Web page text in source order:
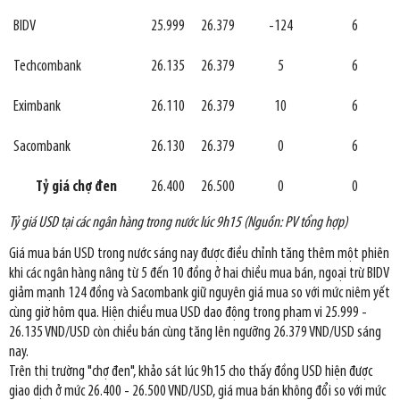
BIDV 25.999 26.379 -124 6
Techcombank 26.135 26.379 5 6
Eximbank 26.110 26.379 10 6
Sacombank 26.130 26.379 0 6
Tỷ giá chợ đen 26.400 26.500 0 0
Tỷ giá USD tại các ngân hàng trong nước lúc 9h15 (Nguồn: PV tổng hợp)
Giá mua bán USD trong nước sáng nay được điều chỉnh tăng thêm một phiên
khi các ngân hàng nâng từ 5 đến 10 đồng ở hai chiều mua bán, ngoại trừ BIDV
giảm mạnh 124 đồng và Sacombank giữ nguyên giá mua so với mức niêm yết
cùng giờ hôm qua. Hiện chiều mua USD dao động trong phạm vi 25.999 -
26.135 VND/USD còn chiều bán cùng tăng lên ngưỡng 26.379 VND/USD sáng
nay.
Trên thị trường "chợ đen", khảo sát lúc 9h15 cho thấy đồng USD hiện được
giao dịch ở mức 26.400 - 26.500 VND/USD, giá mua bán không đổi so với mức